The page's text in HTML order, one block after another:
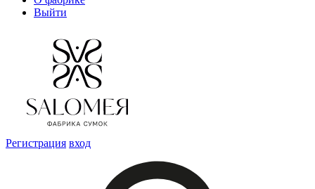
Выйти
Регистрация вход